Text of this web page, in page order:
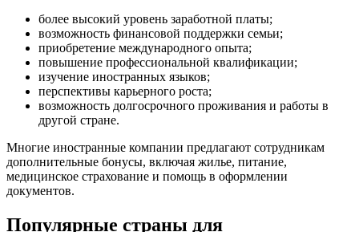
более высокий уровень заработной платы;
возможность финансовой поддержки семьи;
приобретение международного опыта;
повышение профессиональной квалификации;
изучение иностранных языков;
перспективы карьерного роста;
возможность долгосрочного проживания и работы в
другой стране.
Многие иностранные компании предлагают сотрудникам
дополнительные бонусы, включая жилье, питание,
медицинское страхование и помощь в оформлении
документов.
Популярные страны для